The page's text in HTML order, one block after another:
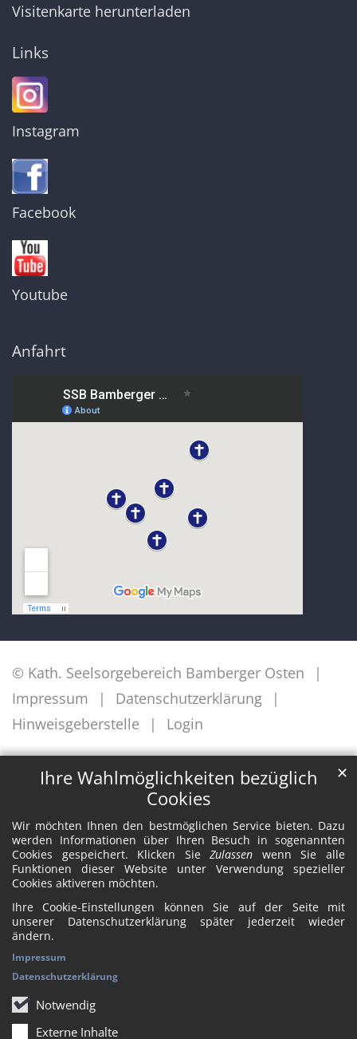
Ihre Wahlmöglichkeiten bezüglich
Cookies
Wir möchten Ihnen den bestmöglichen Service bieten. Dazu
werden Informationen über Ihren Besuch in sogenannten
Cookies gespeichert. Klicken SieZulassen wenn Sie alle
Funktionen dieser Website unter Verwendung spezieller
Cookies aktiveren möchten.
Ihre Cookie-Einstellungen können Sie auf der Seite mit
unserer Datenschutzerklärung später jederzeit wieder
ändern.
Notwendig
Externe Inhalte
✕
Impressum
Datenschutzerklärung
Visitenkarte herunterladen
Links
Instagram
Facebook
Youtube
Anfahrt
© Kath. Seelsorgebereich Bamberger Osten
Impressum
Datenschutzerklärung
Hinweisgeberstelle
Login